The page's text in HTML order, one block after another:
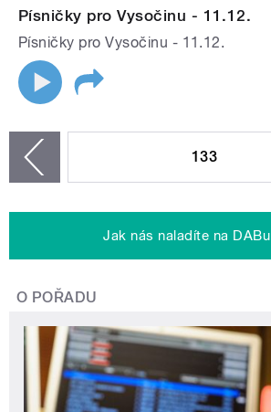
Písničky pro Vysočinu - 11.12.
Písničky pro Vysočinu - 11.12.
133
Jak nás naladíte na DABu
O POŘADU